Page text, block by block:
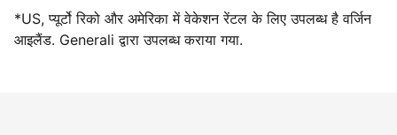
*US, प्यूर्टो रिको और अमेरिका में वेकेशन रेंटल के लिए उपलब्ध है वर्जिन
आइलैंड. Generali द्वारा उपलब्ध कराया गया.